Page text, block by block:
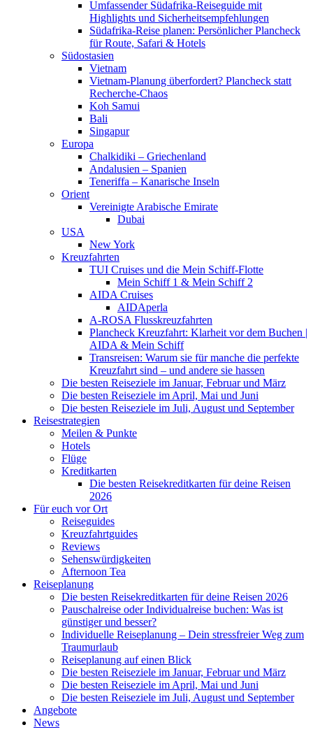
Umfassender Südafrika-Reiseguide mit
Highlights und Sicherheitsempfehlungen
Südafrika-Reise planen: Persönlicher Plancheck
für Route, Safari & Hotels
Südostasien
Vietnam
Vietnam-Planung überfordert? Plancheck statt
Recherche-Chaos
Koh Samui
Bali
Singapur
Europa
Chalkidiki – Griechenland
Andalusien – Spanien
Teneriffa – Kanarische Inseln
Orient
Vereinigte Arabische Emirate
Dubai
USA
New York
Kreuzfahrten
TUI Cruises und die Mein Schiff-Flotte
Mein Schiff 1 & Mein Schiff 2
AIDA Cruises
AIDAperla
A-ROSA Flusskreuzfahrten
Plancheck Kreuzfahrt: Klarheit vor dem Buchen |
AIDA & Mein Schiff
Transreisen: Warum sie für manche die perfekte
Kreuzfahrt sind – und andere sie hassen
Die besten Reiseziele im Januar, Februar und März
Die besten Reiseziele im April, Mai und Juni
Die besten Reiseziele im Juli, August und September
Reisestrategien
Meilen & Punkte
Hotels
Flüge
Kreditkarten
Die besten Reisekreditkarten für deine Reisen
2026
Für euch vor Ort
Reiseguides
Kreuzfahrtguides
Reviews
Sehenswürdigkeiten
Afternoon Tea
Reiseplanung
Die besten Reisekreditkarten für deine Reisen 2026
Pauschalreise oder Individualreise buchen: Was ist
günstiger und besser?
Individuelle Reiseplanung – Dein stressfreier Weg zum
Traumurlaub
Reiseplanung auf einen Blick
Die besten Reiseziele im Januar, Februar und März
Die besten Reiseziele im April, Mai und Juni
Die besten Reiseziele im Juli, August und September
Angebote
News